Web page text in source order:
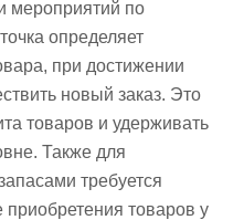
мероприятий по
определяет
при достижении
новый заказ. Это
товаров и удерживать
Также для
требуется
товаров у